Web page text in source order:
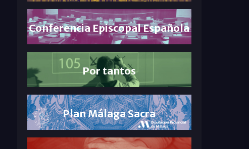
Conferencia Episcopal Española
Por tantos
Plan Málaga Sacra